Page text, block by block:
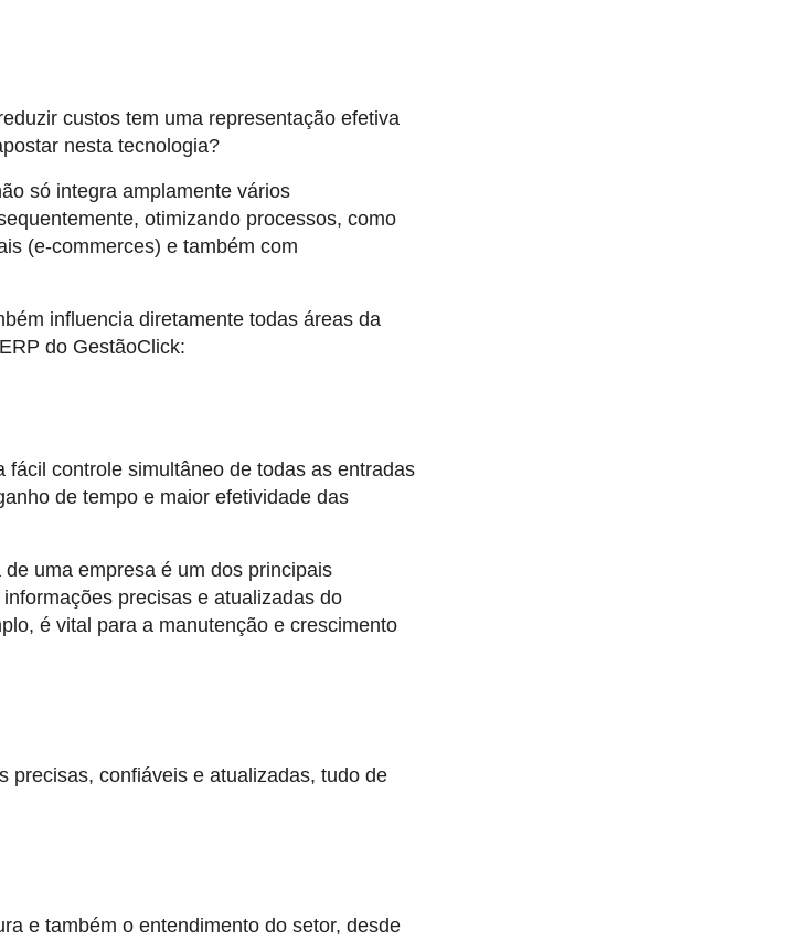
custos tem uma representação efetiva
nesta tecnologia?
só integra amplamente vários
otimizando processos, como
(e-commerces) e também com
influencia diretamente todas áreas da
do GestãoClick:
fácil controle simultâneo de todas as entradas
de tempo e maior efetividade das
uma empresa é um dos principais
precisas e atualizadas do
é vital para a manutenção e crescimento
precisas, confiáveis e atualizadas, tudo de
e também o entendimento do setor, desde